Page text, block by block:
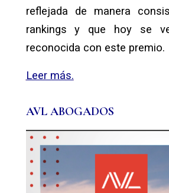
reflejada de manera
rankings y que hoy se
reconocida con este premio.
Leer más.
AVL ABOGADOS